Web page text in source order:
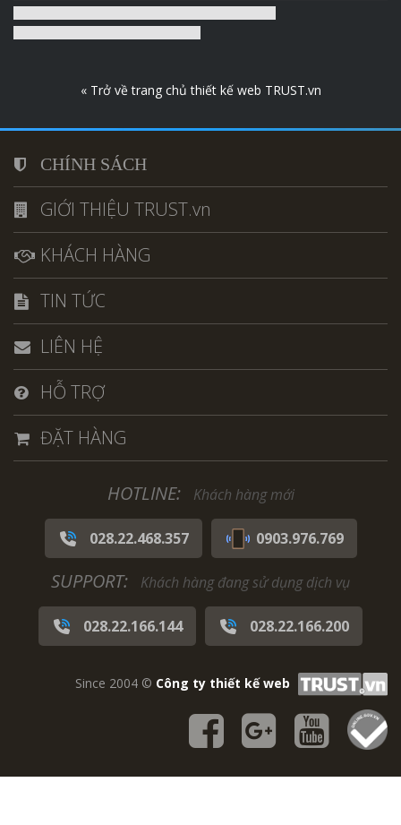
« Trở về trang chủ thiết kế web TRUST.vn
CHÍNH SÁCH
GIỚI THIỆU TRUST.vn
KHÁCH HÀNG
TIN TỨC
LIÊN HỆ
HỖ TRỢ
ĐẶT HÀNG
HOTLINE: Khách hàng mới
028.22.468.357 0903.976.769
SUPPORT: Khách hàng đang sử dụng dịch vụ
028.22.166.144 028.22.166.200
Since 2004 © Công ty thiết kế web